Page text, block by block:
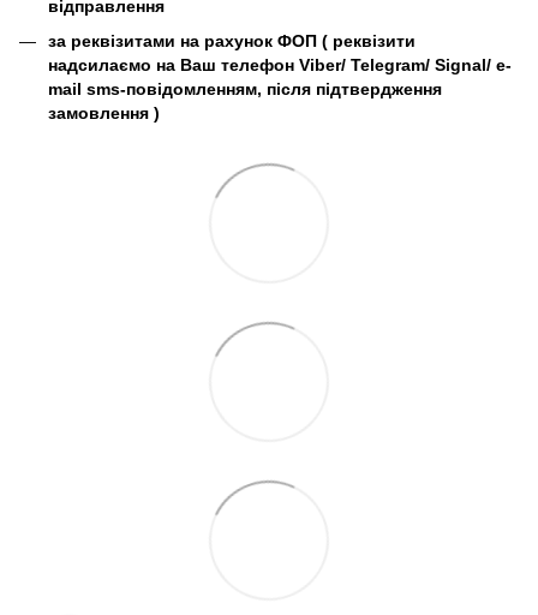
відправлення
за реквізитами на рахунок ФОП ( реквізити
надсилаємо на Ваш телефон Viber/ Telegram/ Signal/ e-
mail sms-повідомленням, після підтвердження
замовлення )